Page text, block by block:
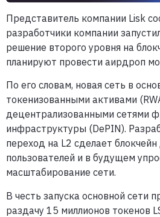
Представитель компании Lisk
разработчики компании
решение второго уровня на
планируют провести аирдроп
По его словам, новая сеть в
токенизованными активами
децентрализованными сетями
инфраструктуры (DePIN).
переход на L2 сделает
пользователей и в будущем
масштабирование сети.
В честь запуска основной сети
раздачу 15 миллионов токенов